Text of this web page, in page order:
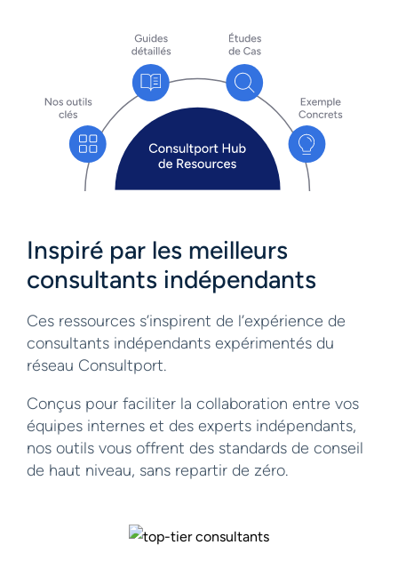
Inspiré par les meilleurs
consultants indépendants
Ces ressources s’inspirent de l’expérience de
consultants indépendants expérimentés du
réseau Consultport.
Conçus pour faciliter la collaboration entre vos
équipes internes et des experts indépendants,
nos outils vous offrent des standards de conseil
de haut niveau, sans repartir de zéro.